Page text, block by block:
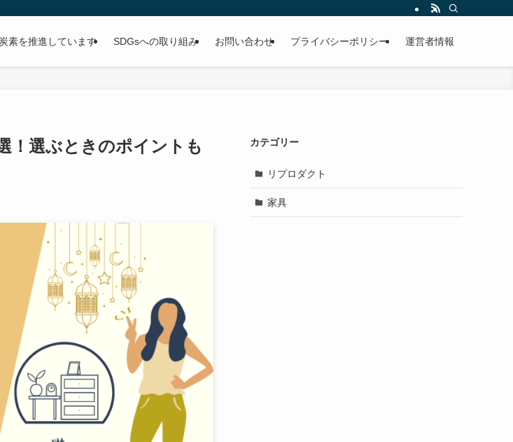
素を推進しています SDGsへの取り組み お問い合わせ プライバシーポリシー 運営者情報
！選ぶときのポイントも
カテゴリー
リプロダクト
家具